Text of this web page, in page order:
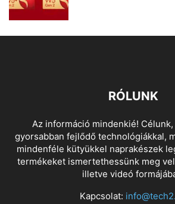
RÓLUNK
Az információ mindenkié!
gyorsabban fejlődő technológiákkal,
mindenféle kütyükkel naprakészek
termékeket ismertethessünk meg
illetve videó
Kapcsolat: